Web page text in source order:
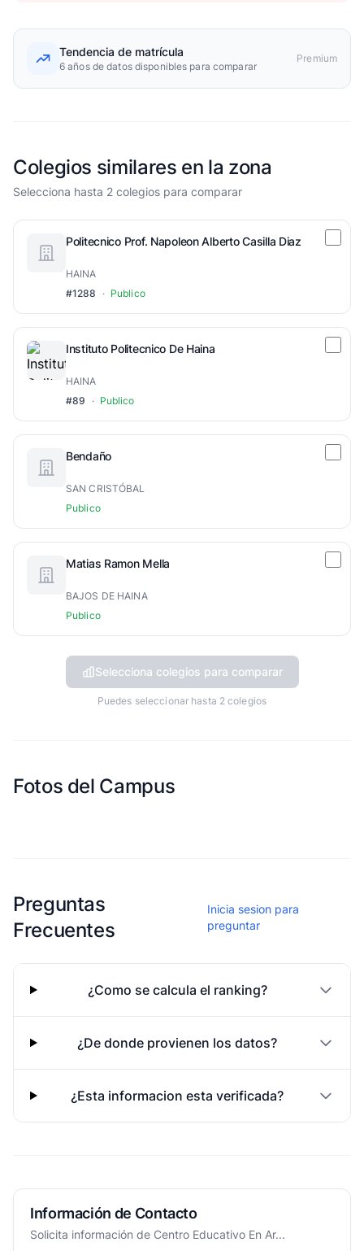
Tendencia de matrícula
6 años de datos disponibles para comparar
Premium
Colegios similares en la zona
Selecciona hasta 2 colegios para comparar
Politecnico Prof. Napoleon Alberto Casilla Diaz
HAINA
#1288
· Publico
Instituto Politecnico De Haina
HAINA
#89
· Publico
Bendaño
SAN CRISTÓBAL
Publico
Matias Ramon Mella
BAJOS DE HAINA
Publico
Selecciona colegios para comparar
Puedes seleccionar hasta 2 colegios
Fotos del Campus
Preguntas
Frecuentes
Inicia sesion para
preguntar
¿Como se calcula el ranking?
¿De donde provienen los datos?
¿Esta informacion esta verificada?
Información de Contacto
Solicita información de Centro Educativo En Ar...